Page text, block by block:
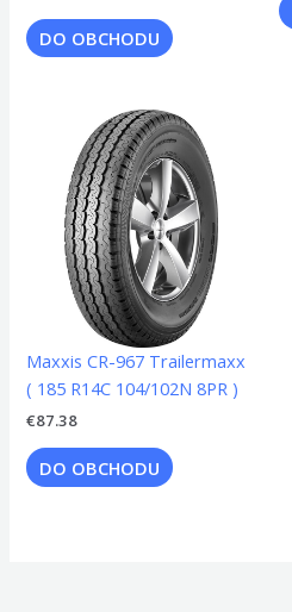
DO OBCHODU
Maxxis CR-967 Trailermaxx
( 185 R14C 104/102N 8PR )
€87.38
DO OBCHODU